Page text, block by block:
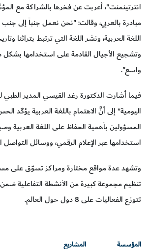
انترتينمنت"، أعربت عن فخرها بالشراكة مع
مبادرة بالعربي، وقالت: "نحن نعمل جنباً إلى
اللغة العربية، ونشر اللغة التي ترتبط بتراثنا
وتشجيع الأجيال القادمة على استخدامها
واسع".
فيما أشارت الدكتورة رغد القيسي المدير الطبي
اليومية" إلى أنَّ الاهتمام باللغة العربية يؤكّد
المسؤولين بأهمية الحفاظ على اللغة العربية
استخدامها عبر الإعلام الرقمي، ووسائل التواصل
وتشهد عدة مواقع مختارة ومراكز تسوّق على
تنظيم مجموعة كبيرة من الأنشطة التفاعلية ضمن
تتوزع الفعاليات على 8 دول حول العالم.
المؤسسة المشاريع